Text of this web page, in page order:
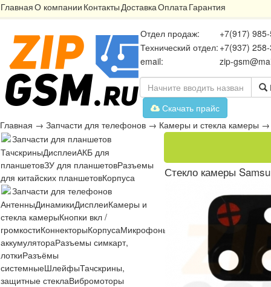
ГлавнаяО компании КонтактыДоставкаОплатаГарантия
Отдел продаж:
+7(917)
Технический отдел: +7(937)
email:
zip-
Скачать прайс
Главная → Запчасти для телефонов → Камеры и стекла камеры
Запчасти для планшетов
ТачскриныДисплеиАКБ для
планшетовЗУ для планшетовРазъемы
для китайских планшетовКорпуса
Запчасти для телефонов
АнтенныДинамикиДисплеиКамеры и
стекла камерыКнопки вкл /
громкостиКоннекторыКорпусаМикрофоны Платы
аккумулятораРазъемы симкарт,
лоткиРазъёмы
системныеШлейфыТачскрины,
защитные стеклаВибромоторы
Стекло камеры